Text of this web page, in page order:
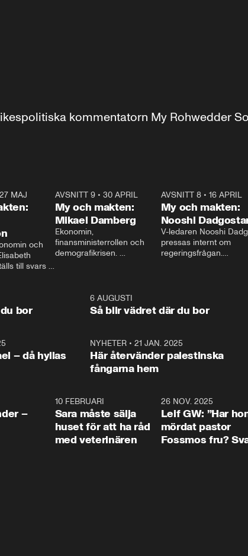
kommentatorn My Rohwedder
27 MAJ
och
till svars
AVSNITT 9• 30 APRIL
My och makten:
Mikael Damberg
Ekonomin,
finansministerrollen och
demografikrisen.
och Makten.
AVSNITT 8• 16 APRIL
My och makten:
Nooshi
V-ledaren Nooshi
pressas internt om
regeringsfrågan.
– Vi ställer upp i val.
vara med så sitter vi
1:06
bor
6 AUGUSTI
Så blir vädret där du bor
– då hyllas
NYHETER •21 JAN. 2025
Här återvänder palestinska
fångarna hem
–
10 FEBRUARI
Sara måste sälja
huset för att ha råd
med veterinären
26 NOV. 2025
Leif GW: ”Har
mördat pastor
Fossmos fru?